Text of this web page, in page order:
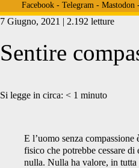
Facebook- Telegram- Mastodon
7 Giugno, 2021 | 2.192 letture
Sentire
Si legge in circa: < 1 minuto
E l’uomo senza
fisico che potrebbe cessare di
nulla. Nulla ha valore, in tutta